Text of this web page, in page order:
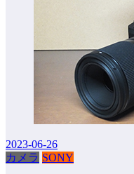
2023-06-26
カメラ SONY